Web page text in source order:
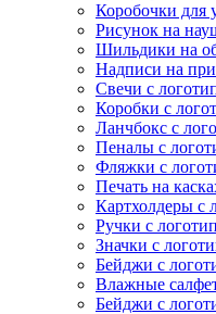
Коробочки для
Рисунок на
Шильдики на
Надписи на
Свечи с
Коробки с
Ланчбокс с
Пеналы с
Фляжки с
Печать на
Картхолдеры с
Ручки с
Значки с
Бейджи с
Влажные
Бейджи с